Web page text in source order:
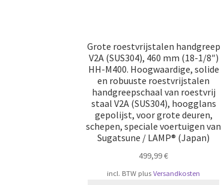
Grote roestvrijstalen handgreep
V2A (SUS304), 460 mm (18-1/8″)
HH-M400. Hoogwaardige, solide
en robuuste roestvrijstalen
handgreepschaal van roestvrij
staal V2A (SUS304), hoogglans
gepolijst, voor grote deuren,
schepen, speciale voertuigen van
Sugatsune / LAMP® (Japan)
499,99€
incl. BTW plusVersandkosten